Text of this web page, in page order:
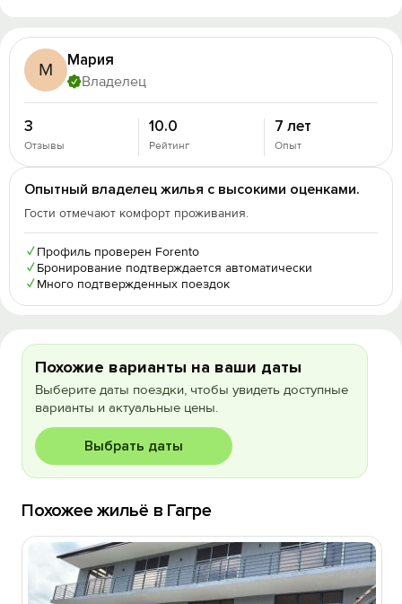
М Мария
Владелец
3
Отзывы
10.0
Рейтинг
7 лет
Опыт
Опытный владелец жилья с высокими оценками.
Гости отмечают комфорт проживания.
✓ Профиль проверен Forento
✓ Бронирование подтверждается автоматически
✓ Много подтвержденных поездок
Похожие варианты на ваши даты
Выберите даты поездки, чтобы увидеть доступные
варианты и актуальные цены.
Выбрать даты
Похожее жильё в Гагре